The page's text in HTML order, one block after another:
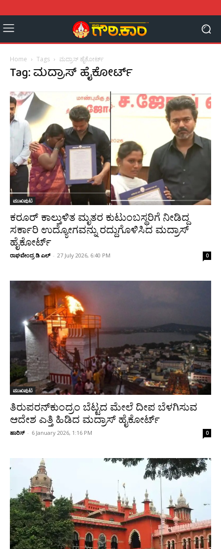
Home Tags ಮದ್ರಾಸ್ ಹೈಕೋರ್ಟ್
Tag: ಮದ್ರಾಸ್ ಹೈಕೋರ್ಟ್
ಮುಖಪುಟ
ಕರೂರ್ ಕಾಲ್ತುಳಿತ ಮೃತರ ಕುಟುಂಬಸ್ಥರಿಗೆ ನೀಡಿದ್ದ
ಸರ್ಕಾರಿ ಉದ್ಯೋಗವನ್ನು ರದ್ದುಗೊಳಿಸಿದ ಮದ್ರಾಸ್
ಹೈಕೋರ್ಟ್
ರಾಘವೇಂದ್ರ ಡಿ ಎಲ್ - 27 July 2026, 6:40 PM 0
ಮುಖಪುಟ
ತಿರುಪರನ್‌ಕುಂದ್ರಂ ಬೆಟ್ಟದ ಮೇಲೆ ದೀಪ ಬೆಳಗಿಸುವ
ಆದೇಶ ಎತ್ತಿ ಹಿಡಿದ ಮದ್ರಾಸ್ ಹೈಕೋರ್ಟ್
ಹಾರಿಸ್ - 6 January 2026, 1:16 PM 0